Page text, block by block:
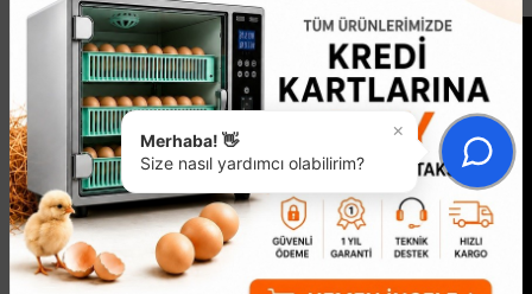
×
Merhaba! 👋
Size nasıl yardımcı olabilirim?